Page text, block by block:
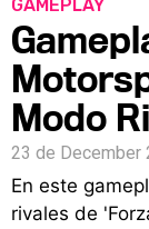
GAMEPLAY
Modo
23 de December
En este
rivales de